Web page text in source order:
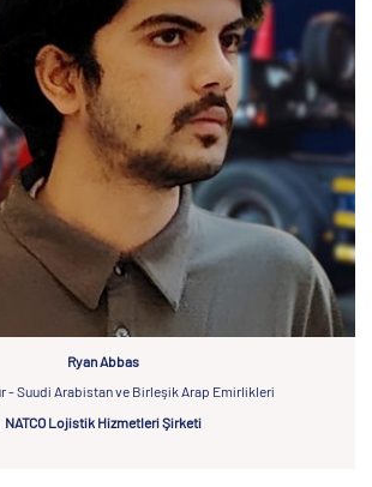
Ryan Abbas
- Suudi Arabistan ve Birleşik Arap Emirlikleri
NATCO Lojistik Hizmetleri Şirketi